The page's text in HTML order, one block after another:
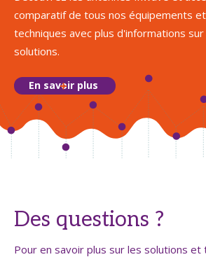
comparatif de tous nos équipements
techniques avec plus d'informations sur
solutions.
En savoir plus
Des questions ?
Pour en savoir plus sur les solutions et